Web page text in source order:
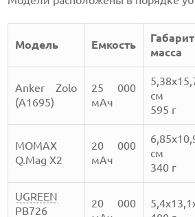
Модель Емкость
масса
Anker Zolo
(A1695)
25 000
мАч
см
595 г
MOMAX
Q.Mag X2
20 000
мАч
см
340 г
UGREEN
PB726
20 000